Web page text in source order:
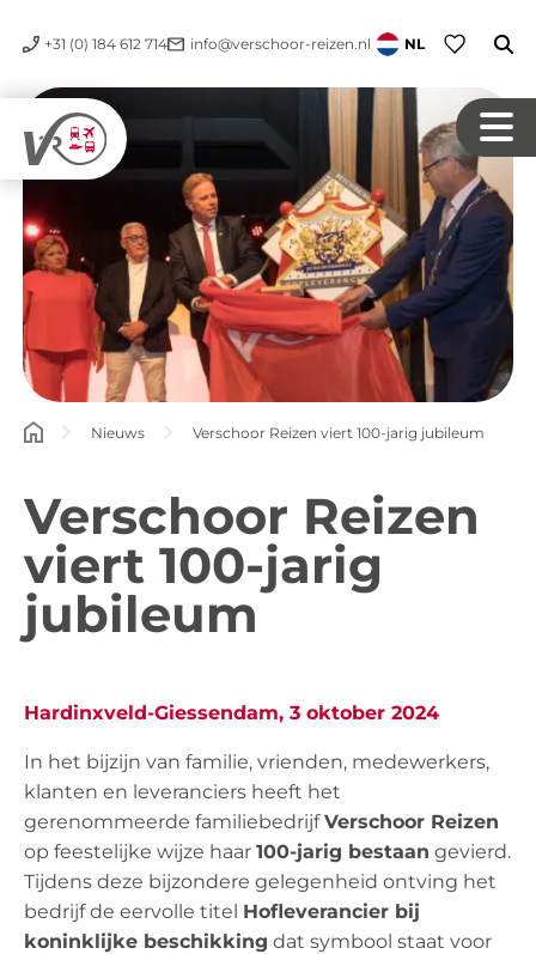
+31 (0) 184 612 714 info@verschoor-reizen.nl NL
Nieuws Verschoor Reizen viert 100-jarig jubileum
Verschoor Reizen
viert 100-jarig
jubileum
Hardinxveld-Giessendam, 3 oktober 2024
In het bijzijn van familie, vrienden, medewerkers,
klanten en leveranciers heeft het
gerenommeerde familiebedrijfVerschoor Reizen
op feestelijke wijze haar100-jarig bestaan gevierd.
Tijdens deze bijzondere gelegenheid ontving het
bedrijf de eervolle titel Hofleverancier bij
koninklijke beschikking dat symbool staat voor